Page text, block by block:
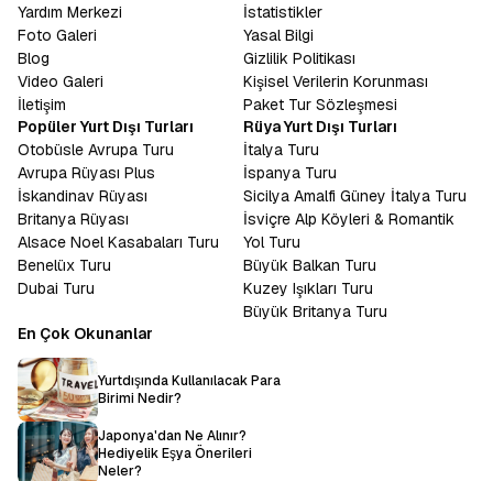
Yardım Merkezi
Foto Galeri
Blog
Video Galeri
İletişim
İstatistikler
Yasal Bilgi
Gizlilik Politikası
Kişisel Verilerin Korunması
Paket Tur Sözleşmesi
Popüler Yurt Dışı Turları
Otobüsle Avrupa Turu
Avrupa Rüyası Plus
İskandinav Rüyası
Britanya Rüyası
Alsace Noel Kasabaları Turu
Benelüx Turu
Dubai Turu
Rüya Yurt Dışı Turları
İtalya Turu
İspanya Turu
Sicilya Amalfi Güney İtalya Turu
İsviçre Alp Köyleri & Romantik
Yol Turu
Büyük Balkan Turu
Kuzey Işıkları Turu
Büyük Britanya Turu
En Çok Okunanlar
Yurtdışında Kullanılacak Para
Birimi Nedir?
Japonya'dan Ne Alınır?
Hediyelik Eşya Önerileri
Neler?